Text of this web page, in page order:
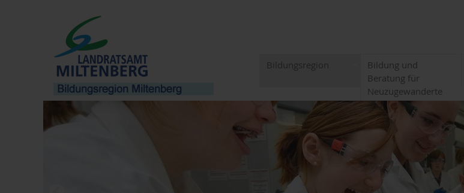
Bildungsregion
Bildung und
Beratung für
Neuzugewanderte